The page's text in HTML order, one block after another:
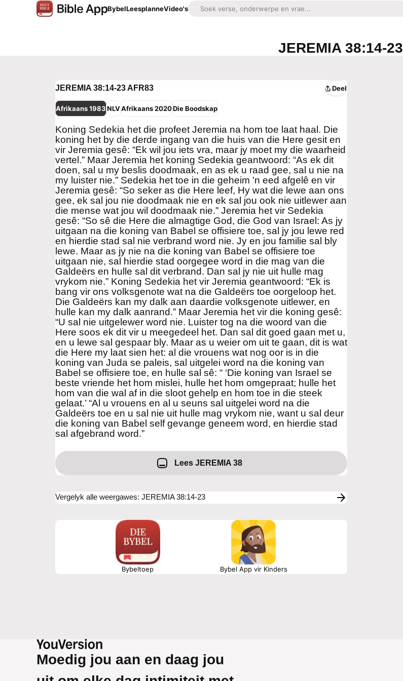
BybelLeesplanneVideo's
JEREMIA 38:14-23
JEREMIA 38:14-23AFR83 Deel
Afrikaans 1983 NLVAfrikaans 2020Die Boodskap
Koning Sedekia het die profeet Jeremia na hom toe laat haal. Die
koning het by die derde ingang van die huis van die Here gesit en
vir Jeremia gesê: “Ek wil jou iets vra, maar jy moet my die waarheid
vertel.” Maar Jeremia het koning Sedekia geantwoord: “As ek dit
doen, sal u my beslis doodmaak, en as ek u raad gee, sal u nie na
my luister nie.” Sedekia het toe in die geheim 'n eed afgelê en vir
Jeremia gesê: “So seker as die Here leef, Hy wat die lewe aan ons
gee, ek sal jou nie doodmaak nie en ek sal jou ook nie uitlewer aan
die mense wat jou wil doodmaak nie.” Jeremia het vir Sedekia
gesê: “So sê die Here die almagtige God, die God van Israel: As jy
uitgaan na die koning van Babel se offisiere toe, sal jy jou lewe red
en hierdie stad sal nie verbrand word nie. Jy en jou familie sal bly
lewe. Maar as jy nie na die koning van Babel se offisiere toe
uitgaan nie, sal hierdie stad oorgegee word in die mag van die
Galdeërs en hulle sal dit verbrand. Dan sal jy nie uit hulle mag
vrykom nie.” Koning Sedekia het vir Jeremia geantwoord: “Ek is
bang vir ons volksgenote wat na die Galdeërs toe oorgeloop het.
Die Galdeërs kan my dalk aan daardie volksgenote uitlewer, en
hulle kan my dalk aanrand.” Maar Jeremia het vir die koning gesê:
“U sal nie uitgelewer word nie. Luister tog na die woord van die
Here soos ek dit vir u meegedeel het. Dan sal dit goed gaan met u,
en u lewe sal gespaar bly. Maar as u weier om uit te gaan, dit is wat
die Here my laat sien het: al die vrouens wat nog oor is in die
koning van Juda se paleis, sal uitgelei word na die koning van
Babel se offisiere toe, en hulle sal sê: “ ‘Die koning van Israel se
beste vriende het hom mislei, hulle het hom omgepraat; hulle het
hom van die wal af in die sloot gehelp en hom toe in die steek
gelaat.’ “Al u vrouens en al u seuns sal uitgelei word na die
Galdeërs toe en u sal nie uit hulle mag vrykom nie, want u sal deur
die koning van Babel self gevange geneem word, en hierdie stad
sal afgebrand word.”
Lees JEREMIA 38
Vergelyk alle weergawes:JEREMIA 38:14-23
Bybeltoep Bybel App vir Kinders
Moedig jou aan en daag jou